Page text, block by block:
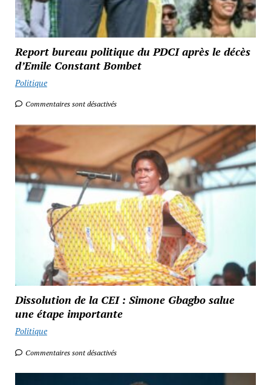
Report bureau politique du PDCI après le décès
d’Emile Constant Bombet
Politique
Commentaires sont désactivés
Dissolution de la CEI : Simone Gbagbo salue
une étape importante
Politique
Commentaires sont désactivés